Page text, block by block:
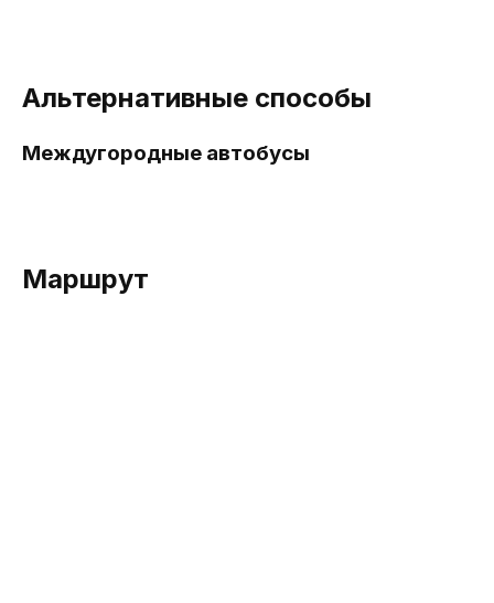
Альтернативные способы
Междугородные автобусы
Маршрут